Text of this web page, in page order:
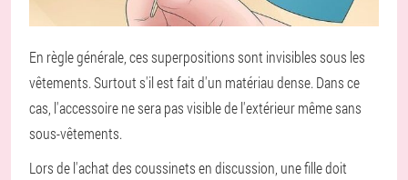
En règle générale, ces superpositions sont invisibles sous les
vêtements. Surtout s'il est fait d'un matériau dense. Dans ce
cas, l'accessoire ne sera pas visible de l'extérieur même sans
sous-vêtements.
Lors de l'achat des coussinets en discussion, une fille doit